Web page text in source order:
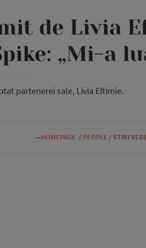
de Livia
„Mi-a
partenerei sale, Livia Eftimie.
—HOMEPAGE / PEOPLE / STIRI